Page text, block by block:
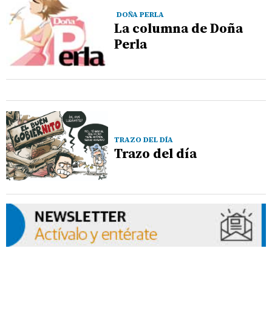
DOÑA PERLA
La columna de Doña
Perla
TRAZO DEL DÍA
Trazo del día